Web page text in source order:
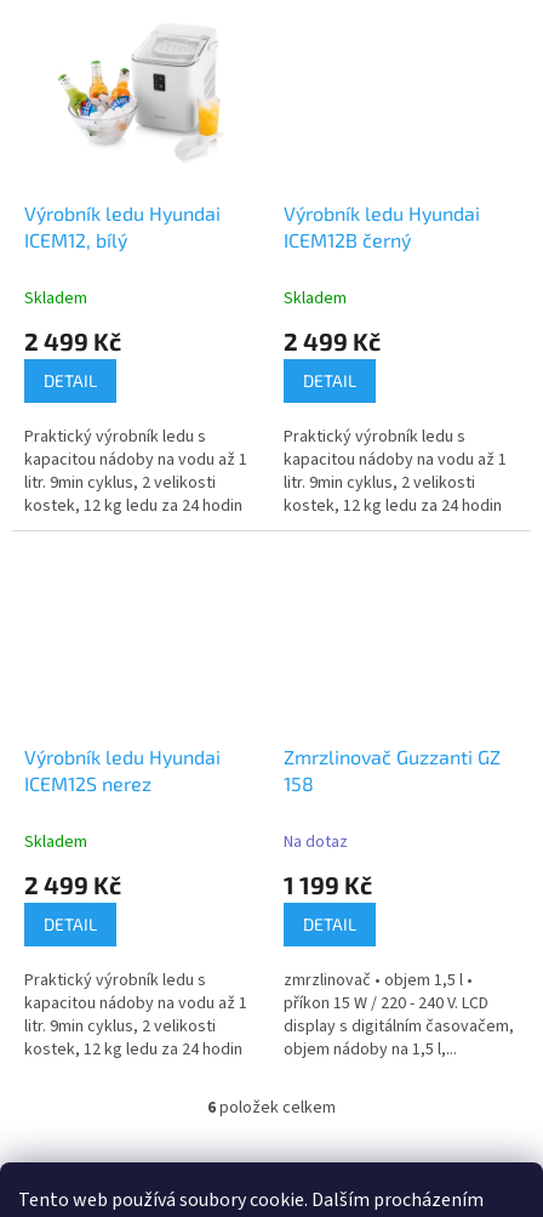
Tento web používá soubory cookie. Dalším procházením
Výrobník ledu Hyundai
ICEM12, bílý
Skladem
2 499 Kč
DETAIL
Praktický výrobník ledu s
kapacitou nádoby na vodu až 1
litr. 9min cyklus, 2 velikosti
kostek, 12 kg ledu za 24 hodin
Výrobník ledu Hyundai
ICEM12B černý
Skladem
2 499 Kč
DETAIL
Praktický výrobník ledu s
kapacitou nádoby na vodu až 1
litr. 9min cyklus, 2 velikosti
kostek, 12 kg ledu za 24 hodin
Výrobník ledu Hyundai
ICEM12S nerez
Skladem
2 499 Kč
DETAIL
Praktický výrobník ledu s
kapacitou nádoby na vodu až 1
litr. 9min cyklus, 2 velikosti
kostek, 12 kg ledu za 24 hodin
Zmrzlinovač Guzzanti GZ
158
Na dotaz
1 199 Kč
DETAIL
zmrzlinovač • objem 1,5 l •
příkon 15 W / 220 - 240 V. LCD
display s digitálním časovačem,
objem nádoby na 1,5 l,...
O
l
á
d
6položek celkem
Z
100 % zákazníků Heureka.cz nás doporučuje! Zboží.cz Firmy.cz